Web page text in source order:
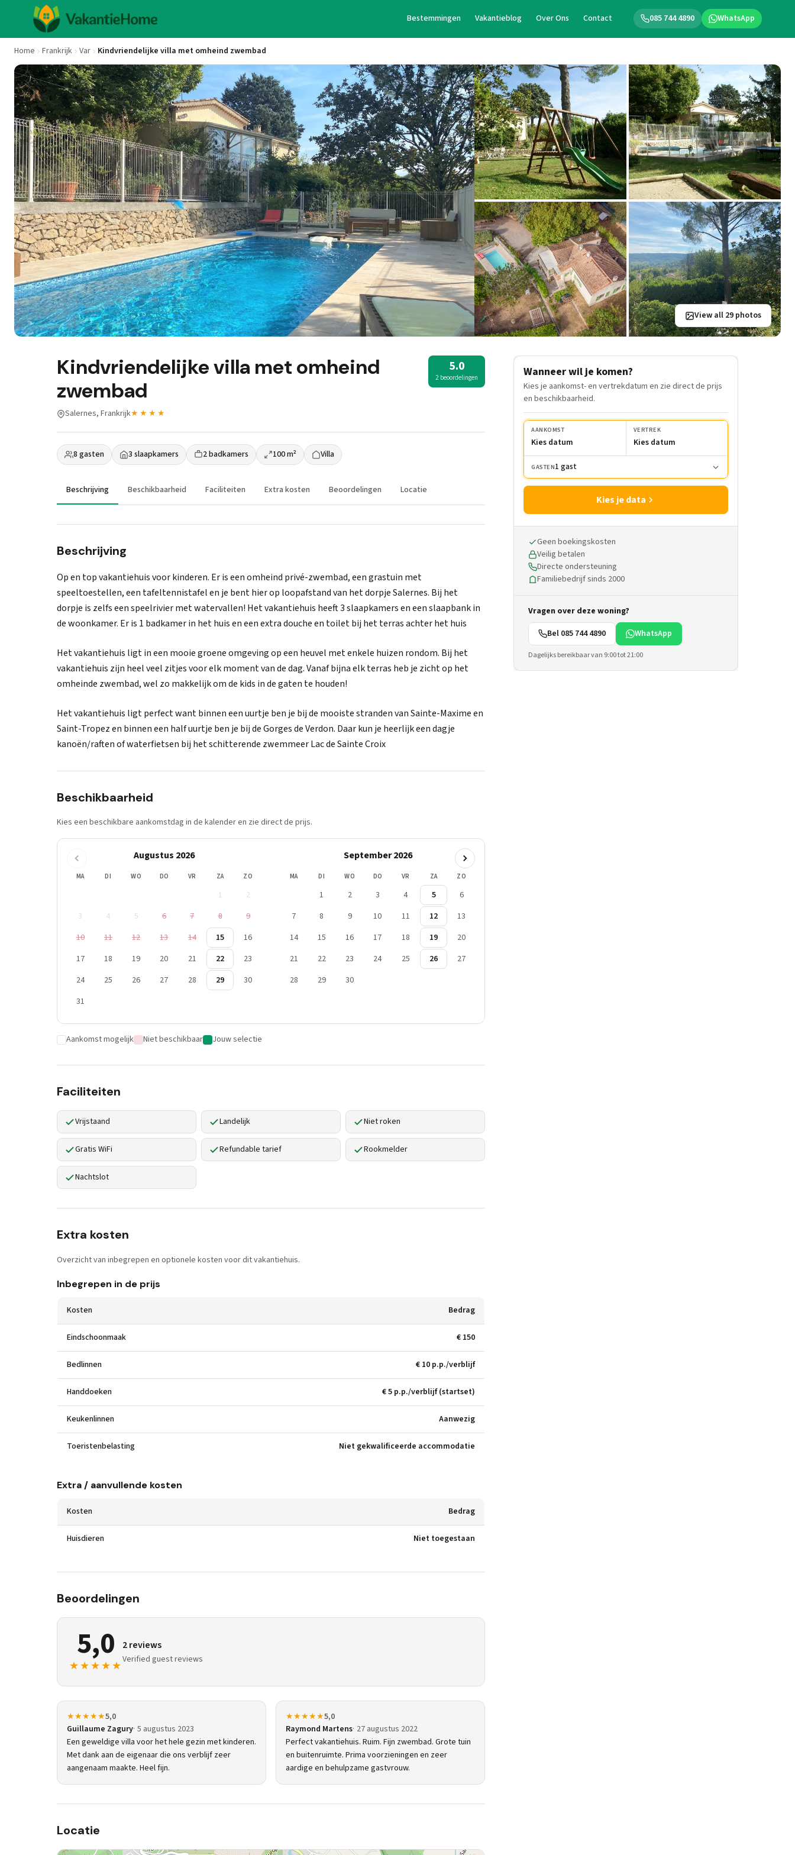
085 744 4890 WhatsApp
Bestemmingen Vakantieblog Over Ons Contact
Home Frankrijk Var Kindvriendelijke villa met omheind zwembad
View all 29 photos
Kindvriendelijke villa met omheind
zwembad
5.0
2 beoordelingen
Salernes, Frankrijk★★★★
8 gasten 3 slaapkamers 2 badkamers 100 m² Villa
Beschrijving Beschikbaarheid Faciliteiten Extra kosten Beoordelingen Locatie
Beschrijving
Op en top vakantiehuis voor kinderen. Er is een omheind privé-zwembad, een grastuin met
speeltoestellen, een tafeltennistafel en je bent hier op loopafstand van het dorpje Salernes. Bij het
dorpje is zelfs een speelrivier met watervallen! Het vakantiehuis heeft 3 slaapkamers en een slaapbank in
de woonkamer. Er is 1 badkamer in het huis en een extra douche en toilet bij het terras achter het huis
Het vakantiehuis ligt in een mooie groene omgeving op een heuvel met enkele huizen rondom. Bij het
vakantiehuis zijn heel veel zitjes voor elk moment van de dag. Vanaf bijna elk terras heb je zicht op het
omheinde zwembad, wel zo makkelijk om de kids in de gaten te houden!
Het vakantiehuis ligt perfect want binnen een uurtje ben je bij de mooiste stranden van Sainte-Maxime en
Saint-Tropez en binnen een half uurtje ben je bij de Gorges de Verdon. Daar kun je heerlijk een dagje
kanoën/raften of waterfietsen bij het schitterende zwemmeer Lac de Sainte Croix
Beschikbaarheid
Kies een beschikbare aankomstdag in de kalender en zie direct de prijs.
Augustus 2026
MA DI WO DO VR ZA ZO
1
2
3
4 5 6 7 8
9
10
11 12 13 14 15
16
17
18 19 20 21 22
23
24
25 26 27 28 29
30
31
September 2026
MA DI WO DO VR ZA ZO
1 2 3 4 5
6
7
8 9 10 11 12
13
14
15 16 17 18 19
20
21
22 23 24 25 26
27
28
29 30
Aankomst mogelijk Niet beschikbaar Jouw selectie
Faciliteiten
Vrijstaand Landelijk Niet roken
Gratis WiFi Refundable tarief Rookmelder
Nachtslot
Extra kosten
Overzicht van inbegrepen en optionele kosten voor dit vakantiehuis.
Inbegrepen in de prijs
Kosten Bedrag
Eindschoonmaak € 150
Bedlinnen € 10 p.p./verblijf
Handdoeken € 5 p.p./verblijf (startset)
Keukenlinnen Aanwezig
Toeristenbelasting Niet gekwalificeerde accommodatie
Extra / aanvullende kosten
Kosten Bedrag
Huisdieren Niet toegestaan
Beoordelingen
5,0
★★★★★
2 reviews
Verified guest reviews
★★★★★5,0
Guillaume Zagury 5 augustus 2023
Een geweldige villa voor het hele gezin met kinderen.
Met dank aan de eigenaar die ons verblijf zeer
aangenaam maakte. Heel fijn.
★★★★★5,0
Raymond Martens 27 augustus 2022
Perfect vakantiehuis. Ruim. Fijn zwembad. Grote tuin
en buitenruimte. Prima voorzieningen en zeer
aardige en behulpzame gastvrouw.
Locatie
Wanneer wil je komen?
Kies je aankomst- en vertrekdatum en zie direct de prijs
en beschikbaarheid.
AANKOMST
Kies datum
VERTREK
Kies datum
GASTEN1 gast
Kies je data
Geen boekingskosten
Veilig betalen
Directe ondersteuning
Familiebedrijf sinds 2000
Vragen over deze woning?
Bel 085 744 4890
WhatsApp
Dagelijks bereikbaar van 9:00 tot 21:00